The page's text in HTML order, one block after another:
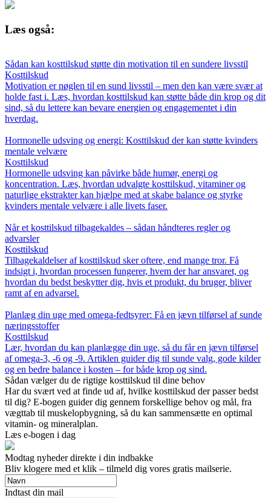
Læs også:
Sådan kan kosttilskud støtte din motivation til en sundere livsstil
Kosttilskud
Motivation er nøglen til en sund livsstil – men den kan være svær at
holde fast i. Læs, hvordan kosttilskud kan støtte både din krop og dit
sind, så du lettere kan bevare energien og engagementet i din
hverdag.
Hormonelle udsving og energi: Kosttilskud der kan støtte kvinders
mentale velvære
Kosttilskud
Hormonelle udsving kan påvirke både humør, energi og
koncentration. Læs, hvordan udvalgte kosttilskud, vitaminer og
naturlige ekstrakter kan hjælpe med at skabe balance og styrke
kvinders mentale velvære i alle livets faser.
Når et kosttilskud tilbagekaldes – sådan håndteres regler og
advarsler
Kosttilskud
Tilbagekaldelser af kosttilskud sker oftere, end mange tror. Få
indsigt i, hvordan processen fungerer, hvem der har ansvaret, og
hvordan du bedst beskytter dig, hvis et produkt, du bruger, bliver
ramt af en advarsel.
Planlæg din uge med omega-fedtsyrer: Få en jævn tilførsel af sunde
næringsstoffer
Kosttilskud
Lær, hvordan du kan planlægge din uge, så du får en jævn tilførsel
af omega-3, -6 og -9. Artiklen guider dig til sunde valg, gode kilder
og en bedre balance i kosten – for både krop og sind.
Sådan vælger du de rigtige kosttilskud til dine behov
Har du svært ved at finde ud af, hvilke kosttilskud der passer bedst
til dig? E-bogen guider dig gennem forskellige behov og mål, fra
vægttab til muskelopbygning, så du kan sammensætte en optimal
vitamin- og mineralplan.
Læs e-bogen i dag
Modtag nyheder direkte i din indbakke
Bliv klogere med et klik – tilmeld dig vores gratis mailserie.
Indtast din mail